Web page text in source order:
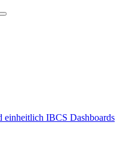
einheitlich IBCS Dashboards